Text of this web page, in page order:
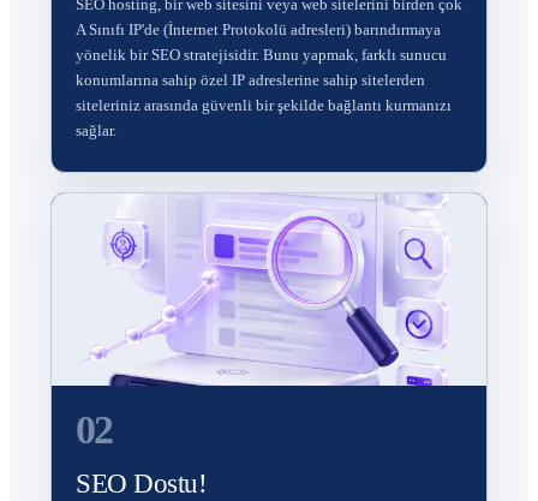
SEO hosting, bir web sitesini veya web sitelerini birden çok
A Sınıfı IP'de (İnternet Protokolü adresleri) barındırmaya
yönelik bir SEO stratejisidir. Bunu yapmak, farklı sunucu
konumlarına sahip özel IP adreslerine sahip sitelerden
siteleriniz arasında güvenli bir şekilde bağlantı kurmanızı
sağlar.
02
SEO Dostu!